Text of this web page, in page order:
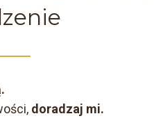
doradzaj mi.